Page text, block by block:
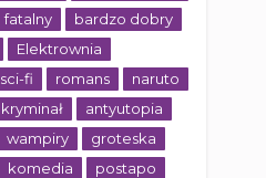
fatalny
bardzo dobry
Elektrownia
sci-fi romans
naruto
kryminał
antyutopia
wampiry
groteska
komedia
postapo